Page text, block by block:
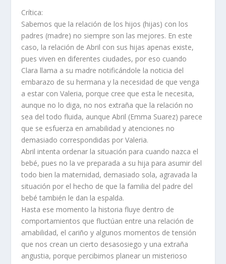
Crítica:
Sabemos que la relación de los hijos (hijas) con los
padres (madre) no siempre son las mejores. En este
caso, la relación de Abril con sus hijas apenas existe,
pues viven en diferentes ciudades, por eso cuando
Clara llama a su madre notificándole la noticia del
embarazo de su hermana y la necesidad de que venga
a estar con Valeria, porque cree que esta le necesita,
aunque no lo diga, no nos extraña que la relación no
sea del todo fluida, aunque Abril (Emma Suarez) parece
que se esfuerza en amabilidad y atenciones no
demasiado correspondidas por Valeria.
Abril intenta ordenar la situación para cuando nazca el
bebé, pues no la ve preparada a su hija para asumir del
todo bien la maternidad, demasiado sola, agravada la
situación por el hecho de que la familia del padre del
bebé también le dan la espalda.
Hasta ese momento la historia fluye dentro de
comportamientos que fluctúan entre una relación de
amabilidad, el cariño y algunos momentos de tensión
que nos crean un cierto desasosiego y una extraña
angustia, porque percibimos planear un misterioso